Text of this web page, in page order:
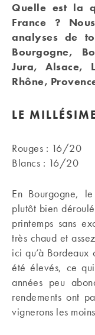
Quelle est la
France ?
analyses de
Bourgogne,
Jura, Alsace,
Rhône,
LE
Rouges : 16/20
Blancs : 16/20
En Bourgogne,
plutôt bien
printemps sans
très chaud et
ici qu’à Bordeaux
été élevés, ce
années peu
rendements ont
vignerons les